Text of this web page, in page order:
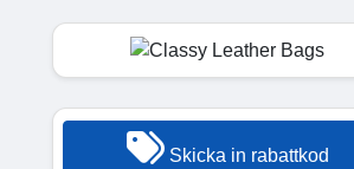
Skicka in rabattkod